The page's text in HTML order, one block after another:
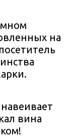
на
вина